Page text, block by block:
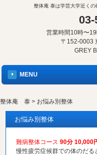
整体庵 泰は学芸大学近く
営業時間10時〜
〒152-0003
GREY
MENU
整体庵 泰 > お悩み別整体
お悩み別整体
難病整体コース90分 10,000
慢性疲労症候群での体のだ